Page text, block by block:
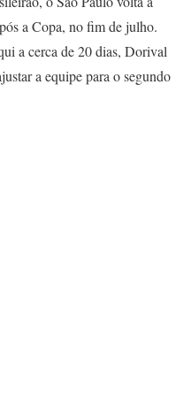
a Copa, no fim de julho.
a cerca de 20 dias, Dorival
a equipe para o segundo